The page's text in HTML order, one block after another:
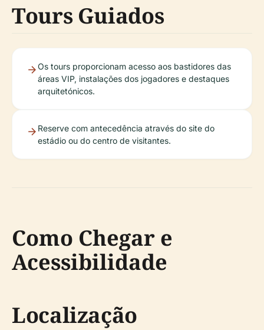
Tours Guiados
Os tours proporcionam acesso aos bastidores das
áreas VIP, instalações dos jogadores e destaques
arquitetónicos.
Reserve com antecedência através do site do
estádio ou do centro de visitantes.
Como Chegar e
Acessibilidade
Localização